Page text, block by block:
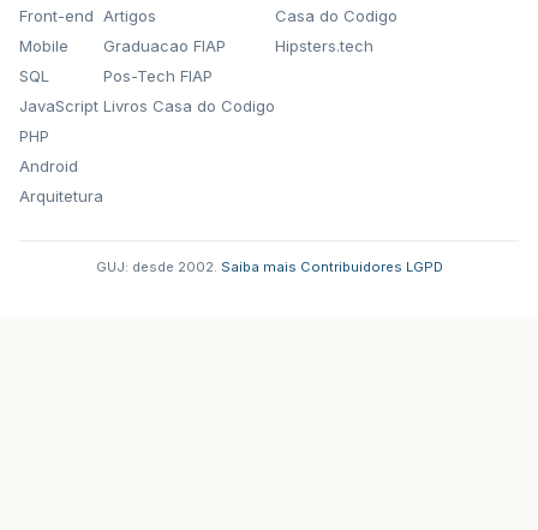
Front-end
Mobile
SQL
JavaScript
PHP
Android
Arquitetura
Artigos
Graduacao FIAP
Pos-Tech FIAP
Livros Casa do Codigo
Casa do Codigo
Hipsters.tech
GUJ: desde 2002. Saiba mais Contribuidores LGPD